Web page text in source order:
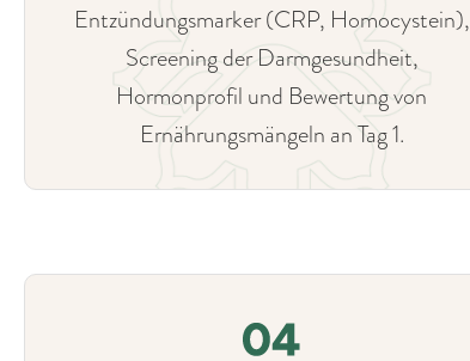
Entzündungsmarker (CRP, Homocystein),
Screening der Darmgesundheit,
Hormonprofil und Bewertung von
Ernährungsmängeln an Tag 1.